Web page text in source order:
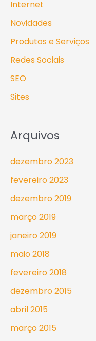
Internet
Novidades
Produtos e Serviços
Redes Sociais
SEO
Sites
Arquivos
dezembro 2023
fevereiro 2023
dezembro 2019
março 2019
janeiro 2019
maio 2018
fevereiro 2018
dezembro 2015
abril 2015
março 2015